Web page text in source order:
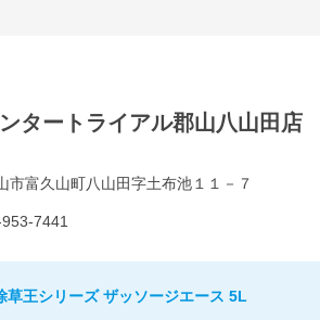
タートライアル郡山八山田店
市富久山町八山田字土布池１１－７
7441
草王シリーズ ザッソージエース 5L